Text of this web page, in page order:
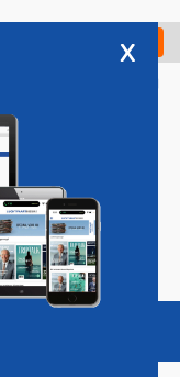
Check in
Vacatures
x